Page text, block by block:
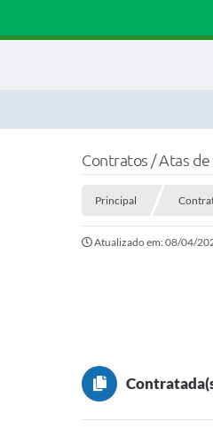
Contratos / Atas
Principal
Atualizado em: 08/04/